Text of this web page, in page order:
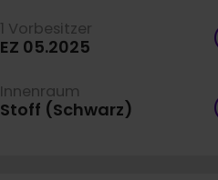
1 Vorbesitzer
EZ 05.2025
Innenraum
Stoff (Schwarz)